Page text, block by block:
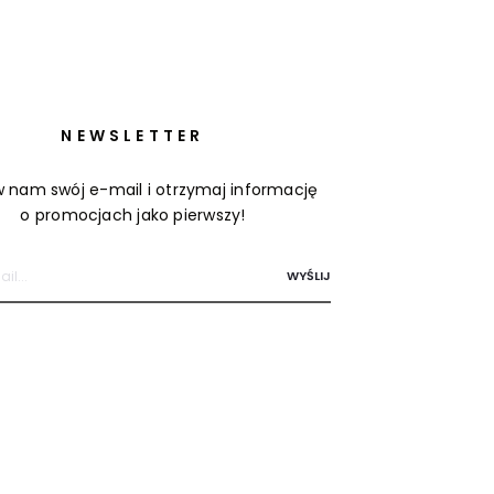
NEWSLETTER
nam swój e-mail i otrzymaj informację
o promocjach jako pierwszy!